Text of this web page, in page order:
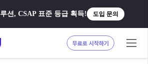
션, CSAP 표준 등급 획득! 도입 문의
무료로 시작하기